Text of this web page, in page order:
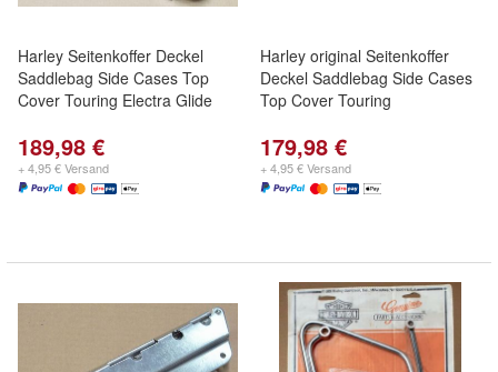
Harley Seitenkoffer Deckel
Saddlebag Side Cases Top
Cover Touring Electra Glide
189,98 €
+ 4,95 € Versand
Harley original Seitenkoffer
Deckel Saddlebag Side Cases
Top Cover Touring
179,98 €
+ 4,95 € Versand